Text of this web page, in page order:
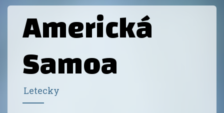
Americká
Samoa
Letecky